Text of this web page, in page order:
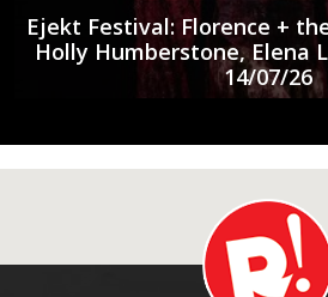
Ejekt Festival: Florence +
Holly Humberstone, Elena
14/07/26